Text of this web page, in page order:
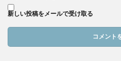
新しい投稿をメールで受け取る